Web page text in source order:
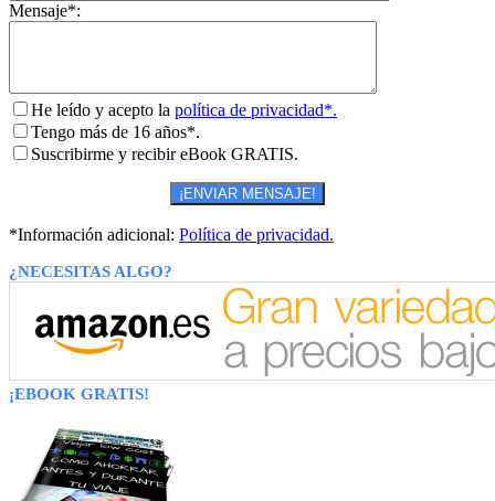
Mensaje*:
He leído y acepto la política de privacidad*.
Tengo más de 16 años*.
Suscribirme y recibir eBook GRATIS.
*Información adicional: Política de privacidad.
¿NECESITAS ALGO?
¡EBOOK GRATIS!